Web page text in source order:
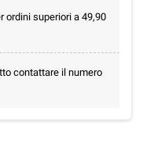
ordini superiori a 49,90
contattare il numero